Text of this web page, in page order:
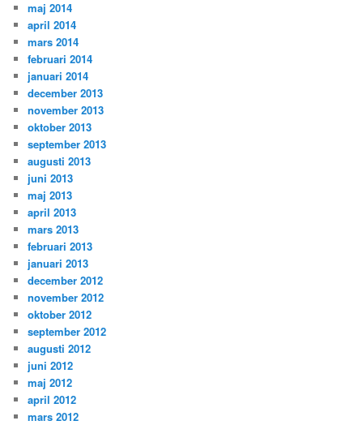
maj 2014
april 2014
mars 2014
februari 2014
januari 2014
december 2013
november 2013
oktober 2013
september 2013
augusti 2013
juni 2013
maj 2013
april 2013
mars 2013
februari 2013
januari 2013
december 2012
november 2012
oktober 2012
september 2012
augusti 2012
juni 2012
maj 2012
april 2012
mars 2012